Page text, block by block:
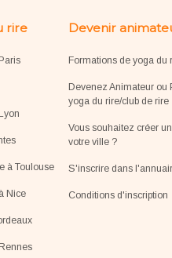
rire
à Toulouse
Nice
Devenir
Formations de yoga du
Devenez Animateur ou
yoga du rire/club de rire
Vous souhaitez créer
votre ville ?
S'inscrire dans
Conditions d'inscription